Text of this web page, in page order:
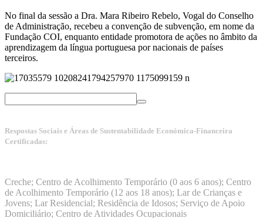
No final da sessão a Dra. Mara Ribeiro Rebelo, Vogal do Conselho
de Administração, recebeu a convenção de subvenção, em nome da
Fundação COI, enquanto entidade promotora de ações no âmbito da
aprendizagem da língua portuguesa por nacionais de países
terceiros.
Respostas Sociais e Áreas de Sustentabilidade Económica-Financeira
Certificadas:
Creche; Centro de Acolhimento Temporário (0 aos 6 anos); Centro
de Acolhimento Temporário (12 aos 18 anos); Lar de Crianças e
Jovens; Lar Residencial; Residência de Idosos; Serviço de Apoio
Domiciliário; Centro de Atividades Ocupacionais